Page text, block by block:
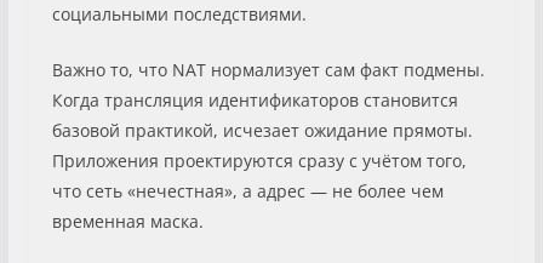
социальными последствиями.
Важно то, что NAT нормализует сам факт подмены.
Когда трансляция идентификаторов становится
базовой практикой, исчезает ожидание прямоты.
Приложения проектируются сразу с учётом того,
что сеть «нечестная», а адрес — не более чем
временная маска.